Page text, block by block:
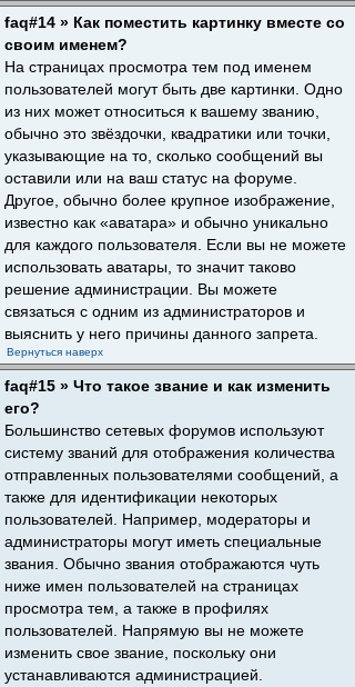
faq#14 » Как поместить картинку вместе со
своим именем?
На страницах просмотра тем под именем
пользователей могут быть две картинки. Одно
из них может относиться к вашему званию,
обычно это звёздочки, квадратики или точки,
указывающие на то, сколько сообщений вы
оставили или на ваш статус на форуме.
Другое, обычно более крупное изображение,
известно как «аватара» и обычно уникально
для каждого пользователя. Если вы не можете
использовать аватары, то значит таково
решение администрации. Вы можете
связаться с одним из администраторов и
выяснить у него причины данного запрета.
Вернуться наверх
faq#15 » Что такое звание и как изменить
его?
Большинство сетевых форумов используют
систему званий для отображения количества
отправленных пользователями сообщений, а
также для идентификации некоторых
пользователей. Например, модераторы и
администраторы могут иметь специальные
звания. Обычно звания отображаются чуть
ниже имен пользователей на страницах
просмотра тем, а также в профилях
пользователей. Напрямую вы не можете
изменить свое звание, поскольку они
устанавливаются администрацией.